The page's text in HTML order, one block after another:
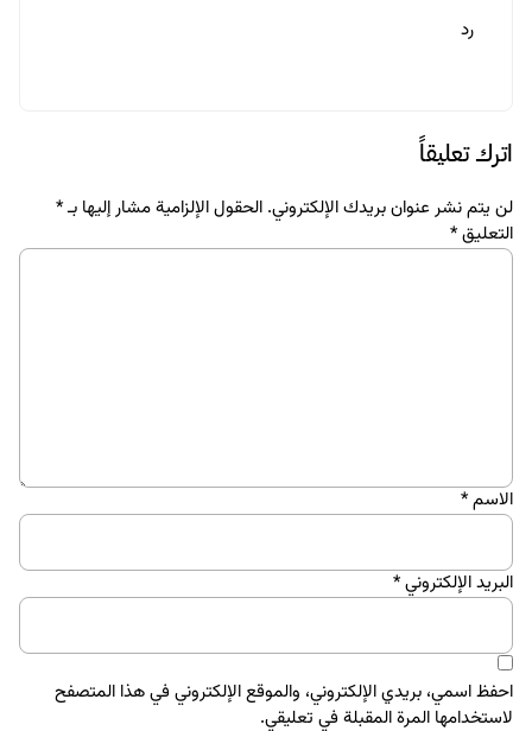
رد
اترك تعليقاً
لن يتم نشر عنوان بريدك الإلكتروني. الحقول الإلزامية مشار إليها بـ*
التعليق*
الاسم*
البريد الإلكتروني*
احفظ اسمي، بريدي الإلكتروني، والموقع الإلكتروني في هذا المتصفح
لاستخدامها المرة المقبلة في تعليقي.